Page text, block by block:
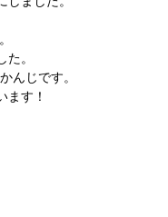
。
んじです。
ます！